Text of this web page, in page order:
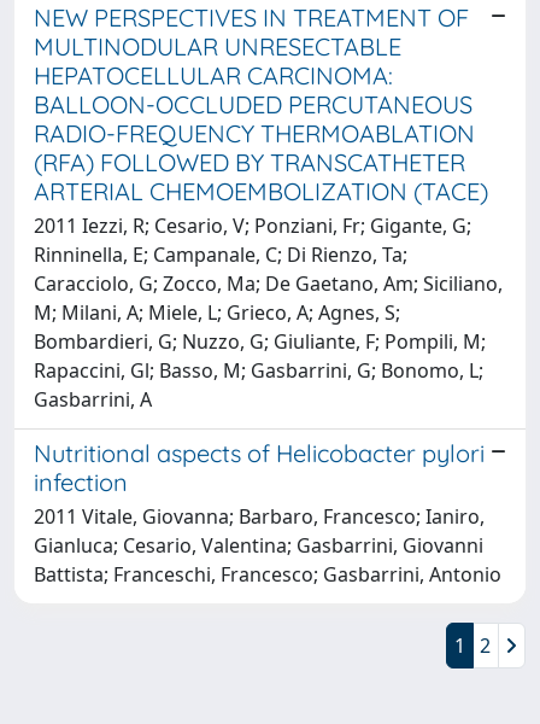
NEW PERSPECTIVES IN TREATMENT OF
MULTINODULAR UNRESECTABLE
HEPATOCELLULAR CARCINOMA:
BALLOON-OCCLUDED PERCUTANEOUS
RADIO-FREQUENCY THERMOABLATION
(RFA) FOLLOWED BY TRANSCATHETER
ARTERIAL CHEMOEMBOLIZATION (TACE)
2011 Iezzi, R; Cesario, V; Ponziani, Fr; Gigante, G;
Rinninella, E; Campanale, C; Di Rienzo, Ta;
Caracciolo, G; Zocco, Ma; De Gaetano, Am; Siciliano,
M; Milani, A; Miele, L; Grieco, A; Agnes, S;
Bombardieri, G; Nuzzo, G; Giuliante, F; Pompili, M;
Rapaccini, Gl; Basso, M; Gasbarrini, G; Bonomo, L;
Gasbarrini, A
Nutritional aspects of Helicobacter pylori
infection
2011 Vitale, Giovanna; Barbaro, Francesco; Ianiro,
Gianluca; Cesario, Valentina; Gasbarrini, Giovanni
Battista; Franceschi, Francesco; Gasbarrini, Antonio
1 2